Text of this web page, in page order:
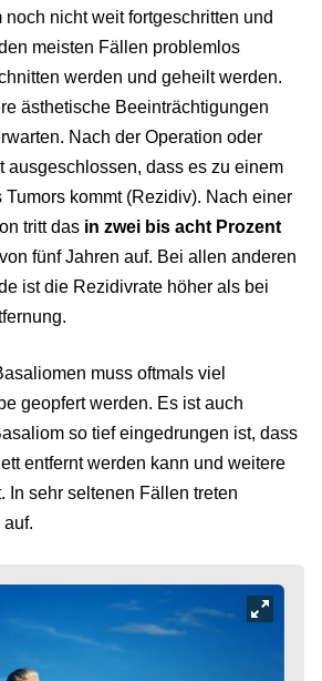
nicht weit fortgeschritten und
meisten Fällen problemlos
werden und geheilt werden.
ästhetische Beeinträchtigungen
Nach der Operation oder
ausgeschlossen, dass es zu einem
kommt (Rezidiv). Nach einer
tritt das in zwei bis acht Prozent
fünf Jahren auf. Bei allen anderen
ist die Rezidivrate höher als bei
muss oftmals viel
geopfert werden. Es ist auch
so tief eingedrungen ist, dass
entfernt werden kann und weitere
In sehr seltenen Fällen treten